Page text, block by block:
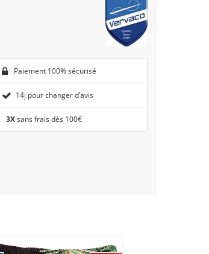
Paiement 100% sécurisé
14j pour changer d’avis
3Xsans frais dès 100€